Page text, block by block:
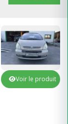
Voir le produit